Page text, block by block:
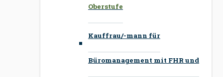
Oberstufe
Kauffrau/-mann für
Büromanagement mit FHR und